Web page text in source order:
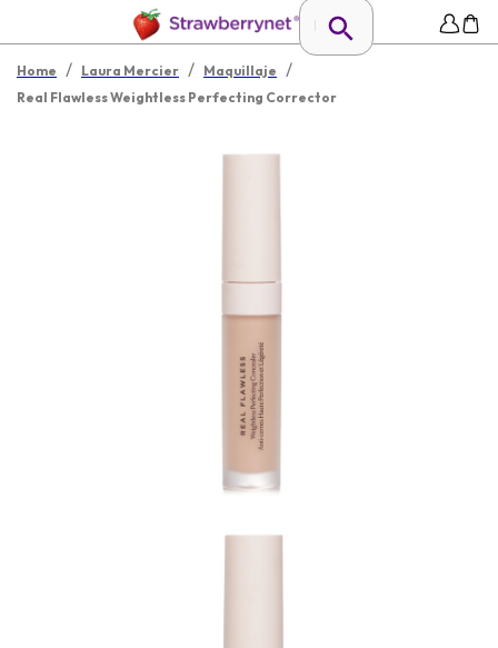
Home / Laura Mercier / Maquillaje /
Real Flawless Weightless Perfecting Corrector